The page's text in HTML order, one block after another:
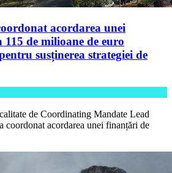
acordarea unei
de milioane de euro
susținerea strategiei de
de Coordinating Mandate Lead
acordarea unei finanțări de